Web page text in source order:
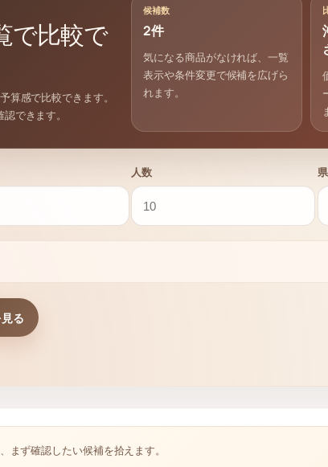
で比較で
算感で比較できます。
できます。
候補数
2件
気になる商品がなければ、一覧
表示や条件変更で候補を広げら
れます。
人数 県
る
まず確認したい候補を拾えます。